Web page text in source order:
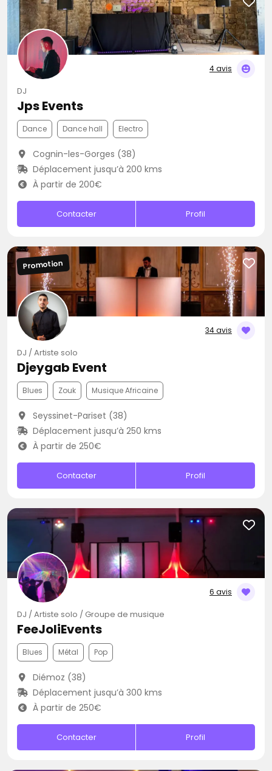
4 avis
DJ
Jps Events
Dance Dance hall Electro
Cognin-les-Gorges (38)
Déplacement jusqu’à 200 kms
À partir de 200€
Contacter Profil
34 avis
Promotion
DJ / Artiste solo
Djeygab Event
Blues Zouk Musique Africaine
Seyssinet-Pariset (38)
Déplacement jusqu’à 250 kms
À partir de 250€
Contacter Profil
6 avis
DJ / Artiste solo / Groupe de musique
FeeJoliEvents
Blues Métal Pop
Diémoz (38)
Déplacement jusqu’à 300 kms
À partir de 250€
Contacter Profil